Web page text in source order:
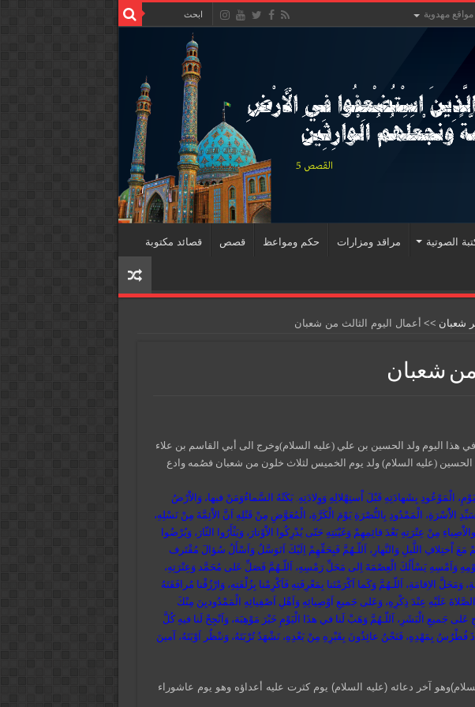
مواقع مهدوية
الصوتية مراقد ومزارات حكم ومواعظ قصص قصائد مكتوبة
شعبان >> أعمال اليوم الثالث من شعبان
من شعبان
هذا اليوم ولد الحسين بن علي (عليه السلام)وخرج الى أبي القاسم بن علاء
الحسين (عليه السلام) ولد يوم الخميس لثلاث خلون من شعبان فصُمه وادع
الْمَوْعُودِ بِشَهادَتِهِ قَبْلَ اْستِهْلالِهِ وَوِلادَتِهِ. بَكَتْهُ السَّماءُوَمَنْ فيها، وَالاَْرْضُ
وَسَيِّدِ الاُْسْرَةِ، الْمَمْدُودِ بِالنُّصْرَةِ يَوْمَ الْكَرَّةِ، الْمُعَوَّضِ مِنْ قَتْلِهِ اَنَّ الاَْئِمَّةَ مِنْ نَسْلِهِ،
مِنْ عِتْرَتِهِ بَعْدَ قائِمِهِمْ وَغَيْبَتِهِ حَتّى يُدْرِكُوا الاَْوْتارَ، وَيَثْأَرُوا الثّارَ، وَيُرْضُوا
مَعَ اْختِلافِ اللَّيلِ وَالنَّهارِ، اَللّـهُمَّ فَبِحَقِّهِمْ اِلَيْكَ اَتَوَسَّلُ وَاَسْأَلُ سُؤالَ مُقْتَرف
وَاَمْسِهِ يَسْأَلُكَ الْعِصْمَةَ اِلى مَحَلِّ رَمْسِهِ، اَللّـهُمَّ فَصَلِّ عَلى مُحَمَّد وَعِتْرَتِهِ،
الاِقامَةِ، اَللّـهُمَّ وَكَما اَكْرَمْتَنا بِمَعْرِفَتِهِ فَاَكْرِمْنا بِزُلْفَتِهِ، وَارْزُقْنا مُرافَقَتَهُ
عَلَيْهِ عِنْدَ ذِكْرِهِ، وَعَلى جَميعِ اَوْصِيائِهِ وَاَهْلِ اَصْفِيائِهِ الْمَمْدُوديِنَ مِنْكَ
عَلى جَميعِ الْبَشَرِ، اَللّـهُمَّ وَهَبْ لَنا في هذَا الْيَوْمِ خَيْرَ مَوْهِبَة، وَاَنْجِحْ لَنا فيهِ كُلَّ
بِمَهْدِهِ، فَنَحْنُ عائِذُونَ بِقَبْرِهِ مِنْ بَعْدِهِ، نَشْهَدُ تُرْبَتَهُ، وَننْظُر اَوْبَتَهُ، آمينَ
آخر دعائه (عليه السلام) يوم كثرت عليه أعداؤه وهو يوم عاشوراء